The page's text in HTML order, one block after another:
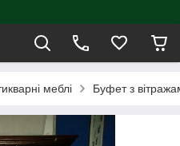
меблі Буфет з